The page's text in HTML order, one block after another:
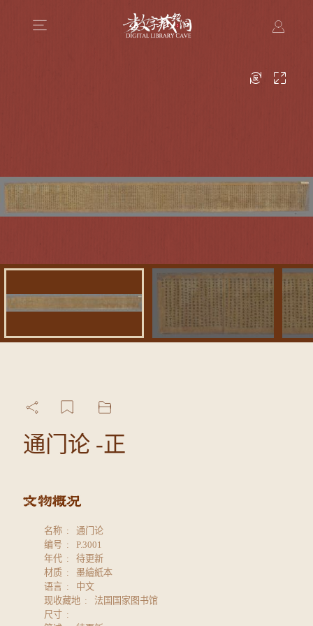
通门论 -正
名称
通门论
编号
P.3001
年代
待更新
材质
墨繪紙本
语言
中文
现收藏地
法国国家图书馆
尺寸